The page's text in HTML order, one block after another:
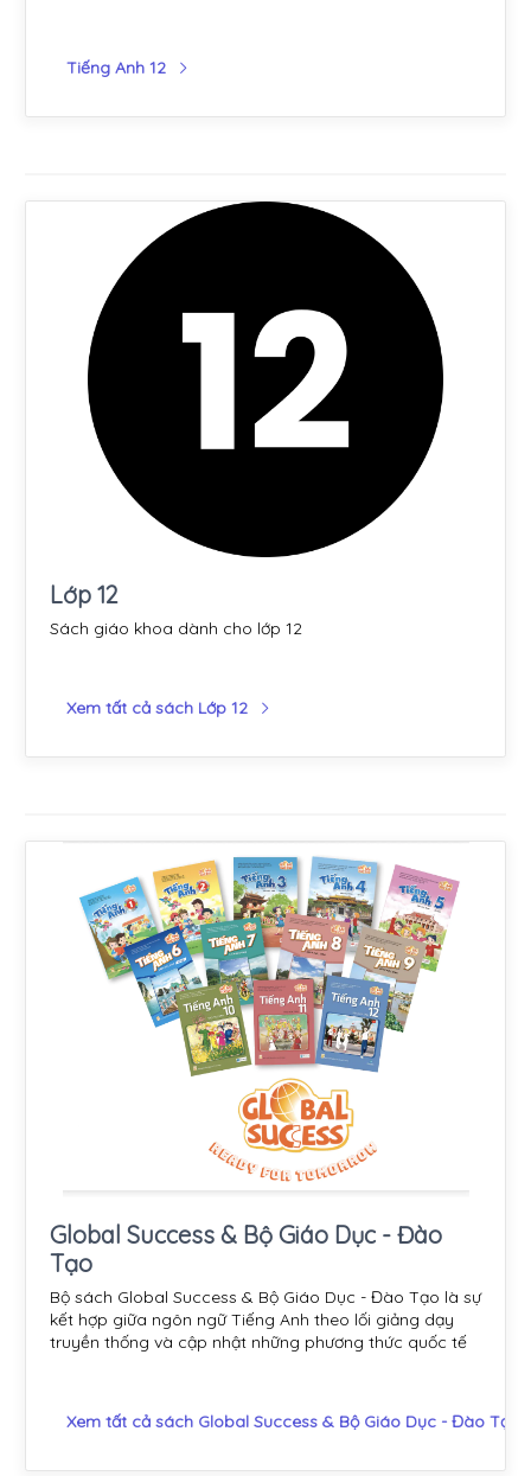
Tiếng Anh 12
Lớp 12
Sách giáo khoa dành cho lớp 12
Xem tất cả sách Lớp 12
Global Success & Bộ Giáo Dục - Đào
Tạo
Bộ sách Global Success & Bộ Giáo Dục - Đào Tạo là sự
kết hợp giữa ngôn ngữ Tiếng Anh theo lối giảng dạy
truyền thống và cập nhật những phương thức quốc tế
Xem tất cả sách Global Success & Bộ Giáo Dục - Đào Tạo